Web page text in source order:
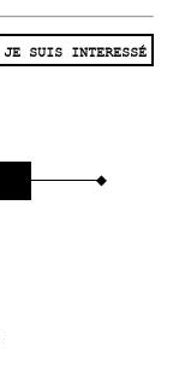
JE SUIS INTERESSÉ